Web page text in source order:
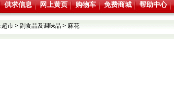
供求信息 网上黄页 购物车 免费商城 帮助中心
超市> 副食品及调味品> 麻花